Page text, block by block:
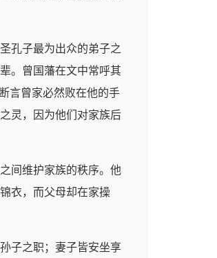
孔子最为出众的弟子之
。曾国藩在文中常呼其
言曾家必然败在他的手
灵，因为他们对家族后
间维护家族的秩序。他
衣，而父母却在家操
子之职；妻子皆安坐享